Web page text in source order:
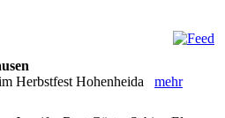
Herbstfest Hohenheida mehr